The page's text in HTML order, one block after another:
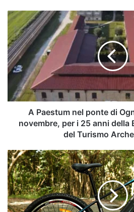
A
Paestum
nel
ponte
di
Ognissanti
al
novembre,
25
anni
della
Borsa
Mediterranea
del
A Paestum nel ponte di
novembre, per i 25 anni della
del Turismo
Pollica
in
bici,
tredicesima
edizione
-